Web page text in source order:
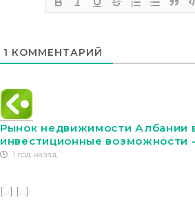
1 КОММЕНТАРИЙ
Рынок недвижимости Албании
инвестиционные возможности
1 год назад
[…] […]